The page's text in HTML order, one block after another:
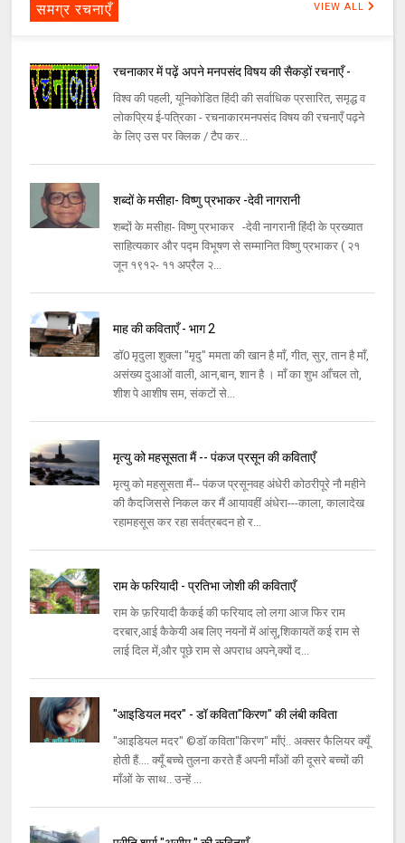
समग्र रचनाएँ VIEW ALL
रचनाकार में पढ़ें अपने मनपसंद विषय की सैकड़ों रचनाएँ -
विश्व की पहली, यूनिकोडित हिंदी की सर्वाधिक प्रसारित, समृद्ध व
लोकप्रिय ई-पत्रिका - रचनाकारमनपसंद विषय की रचनाएँ पढ़ने
के लिए उस पर क्लिक / टैप कर...
शब्दों के मसीहा- विष्णु प्रभाकर -देवी नागरानी
शब्दों के मसीहा- विष्णु प्रभाकर -देवी नागरानी हिंदी के प्रख्यात
साहित्यकार और पद्म विभूषण से सम्मानित विष्णु प्रभाकर ( २१
जून १९१२- ११ अप्रैल २...
माह की कविताएँ - भाग 2
डॉ0 मृदुला शुक्ला "मृदु" ममता की खान है माँ, गीत, सुर, तान है माँ,
असंख्य दुआओं वाली, आन,बान, शान है । माँ का शुभ आँचल तो,
शीश पे आशीष सम, संकटों से...
मृत्यु को महसूसता मैं -- पंकज प्रसून की कविताएँ
मृत्यु को महसूसता मैं-- पंकज प्रसूनवह अंधेरी कोठरीपूरे नौ महीने
की कैदजिससे निकल कर मैं आयावहीं अंधेरा---काला, कालादेख
रहामहसूस कर रहा सर्वत्रबदन हो र...
राम के फरियादी - प्रतिभा जोशी की कविताएँ
राम के फ़रियादी कैकई की फरियाद लो लगा आज फिर राम
दरबार,आई कैकेयी अब लिए नयनों में आंसू,शिकायतें कई राम से
लाई दिल में,और पूछे राम से अपराध अपने,क्यों द...
"आइडियल मदर" - डॉ कविता"किरण" की लंबी कविता
"आइडियल मदर" ©डॉ कविता"किरण" माँएं.. अक्सर फैलियर क्यूँ
होती हैं.... क्यूँ बच्चे तुलना करते हैं अपनी माँओं की दूसरे बच्चों की
माँओं के साथ.. उन्हें ...